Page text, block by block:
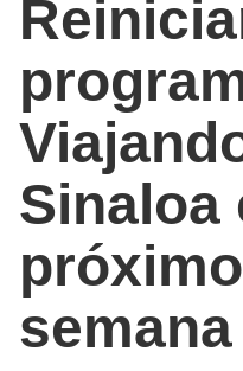
Sinaloa
semana